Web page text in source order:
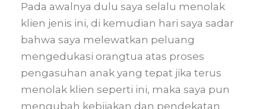
Pada awalnya dulu saya selalu menolak
klien jenis ini, di kemudian hari saya sadar
bahwa saya melewatkan peluang
mengedukasi orangtua atas proses
pengasuhan anak yang tepat jika terus
menolak klien seperti ini, maka saya pun
mengubah kebijakan dan pendekatan